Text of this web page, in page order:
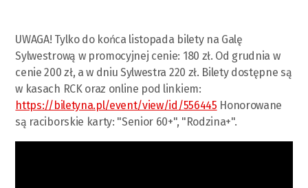
UWAGA! Tylko do końca listopada bilety na Galę
Sylwestrową w promocyjnej cenie: 180 zł. Od grudnia w
cenie 200 zł, a w dniu Sylwestra 220 zł. Bilety dostępne są
w kasach RCK oraz online pod linkiem:
https://biletyna.pl/event/view/id/556445 Honorowane
są raciborskie karty: "Senior 60+", "Rodzina+".